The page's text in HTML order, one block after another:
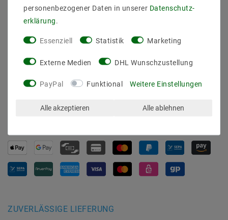
Versandarten & -kosten
Daten­schutz­erklärung
Barrierefreiheitserklärung
Vertrag widerrufen
ZUVERLÄSSIGE LIEFERUNG
personenbezogener Daten in unserer Daten­schutz­
erklärung.
Essenziell Statistik Marketing
Externe Medien DHL Wunschzustellung
PayPal Funktional Weitere Einstellungen
Alle akzeptieren Alle ablehnen